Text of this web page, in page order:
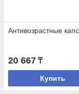
Антивозрастные
20 667 ₸
Купить